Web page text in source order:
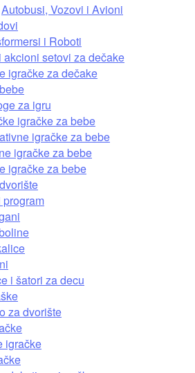
Autobusi, Vozovi i Avioni
i Roboti
akcioni setovi za dečake
igračke za dečake
za igru
igračke za bebe
igračke za bebe
igračke za bebe
igračke za bebe
program
i šatori za decu
za dvorište
igračke